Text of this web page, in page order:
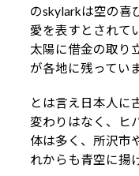
のskylarkは空の喜
愛を表すとされて
太陽に借金の取り
が各地に残っていま
とは言え日本人に
変わりはなく、ヒ
体は多く、所沢市
れからも青空に揚